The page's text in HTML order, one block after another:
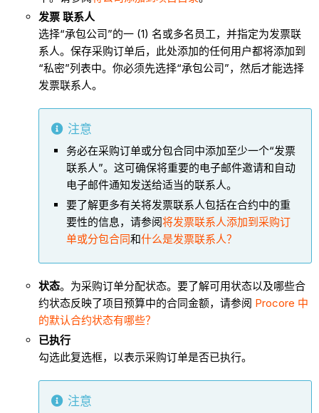
发票 联系人
选择“承包公司”的一 (1) 名或多名员工，并指定为发票联
系人。保存采购订单后，此处添加的任何用户都将添加到
“私密”列表中。你必须先选择“承包公司”，然后才能选择
发票联系人。
注意
务必在采购订单或分包合同中添加至少一个“发票
联系人”。这可确保将重要的电子邮件邀请和自动
电子邮件通知发送给适当的联系人。
要了解更多有关将发票联系人包括在合约中的重
要性的信息，请参阅将发票联系人添加到采购订
单或分包合同和什么是发票联系人？
状态。为采购订单分配状态。要了解可用状态以及哪些合
约状态反映了项目预算中的合同金额，请参阅 Procore 中
的默认合约状态有哪些？
已执行
勾选此复选框，以表示采购订单是否已执行。
注意